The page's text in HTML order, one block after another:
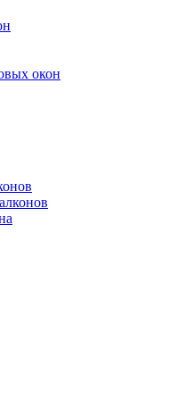
окон